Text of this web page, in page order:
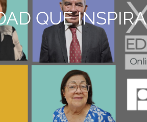
QUE INSPIRA